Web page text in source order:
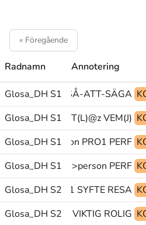
« Föregående
Radnamn Annotering
Glosa_DH S1
NÅGON HA SÅ-ATT-SÄGA
Glosa_DH S1HIT(L)@z VEM(J)
Glosa_DH S1
PEK>person PRO1 PERF
Glosa_DH S1
PRO1-TVÅ>person PERF
Glosa_DH S2PRO1 SYFTE RESA
Glosa_DH S2
GLOSA:ÅSYFTA VIKTIG ROLIG